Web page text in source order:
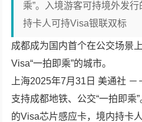
乘”。入境游客可持境外发
持卡人可持Visa银联双标
成都成为国内首个在公交场景
Visa“一拍即乘”的城市。
上海2025年7月31日 美通社 －
支持成都地铁、公交“一拍即乘
的Visa芯片感应卡，境内持卡